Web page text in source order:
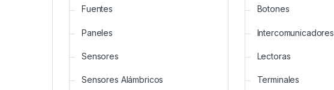
Fuentes
Paneles
Sensores
Sensores Alámbricos
Botones
Intercomunicadores
Lectoras
Terminales